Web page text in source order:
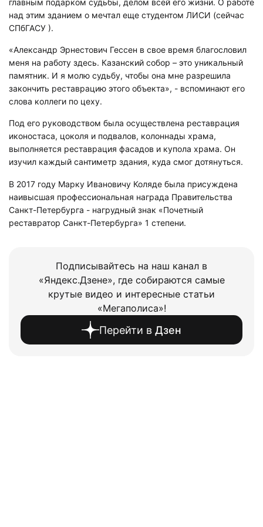
над этим зданием о мечтал еще студентом ЛИСИ (сейчас
СПбГАСУ ).
«Александр Эрнестович Гессен в свое время благословил
меня на работу здесь. Казанский собор – это уникальный
памятник. И я молю судьбу, чтобы она мне разрешила
закончить реставрацию этого объекта», - вспоминают его
слова коллеги по цеху.
Под его руководством была осуществлена реставрация
иконостаса, цоколя и подвалов, колоннады храма,
выполняется реставрация фасадов и купола храма. Он
изучил каждый сантиметр здания, куда смог дотянуться.
В 2017 году Марку Ивановичу Коляде была присуждена
наивысшая профессиональная награда Правительства
Санкт-Петербурга - нагрудный знак «Почетный
реставратор Санкт-Петербурга» 1 степени.
Подписывайтесь на наш канал в
«Яндекс.Дзене», где собираются самые
крутые видео и интересные статьи
«Мегаполиса»!
Перейти в Дзен